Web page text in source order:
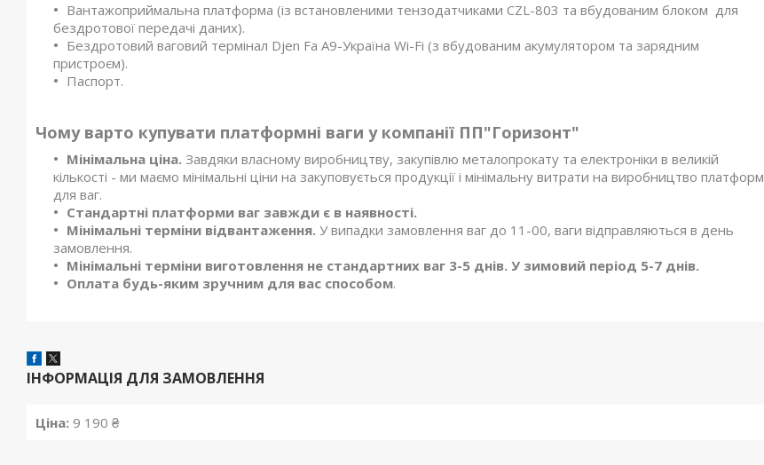
Вантажоприймальна платформа (із встановленими тензодатчиками CZL-803 та вбудованим блоком для
бездротової передачі даних).
Бездротовий ваговий термінал Djen Fa A9-Україна Wi-Fi (з вбудованим акумулятором та зарядним
пристроєм).
Паспорт.
Чому варто купувати платформні ваги у компанії ПП"Горизонт"
Мінімальна ціна. Завдяки власному виробництву, закупівлю металопрокату та електроніки в великій
кількості - ми маємо мінімальні ціни на закуповується продукції і мінімальну витрати на виробництво платформ
для ваг.
Стандартні платформи ваг завжди є в наявності.
Мінімальні терміни відвантаження. У випадки замовлення ваг до 11-00, ваги відправляються в день
замовлення.
Мінімальні терміни виготовлення не стандартних ваг 3-5 днів. У зимовий період 5-7 днів.
Оплата будь-яким зручним для вас способом.
ІНФОРМАЦІЯ ДЛЯ ЗАМОВЛЕННЯ
Ціна: 9 190 ₴